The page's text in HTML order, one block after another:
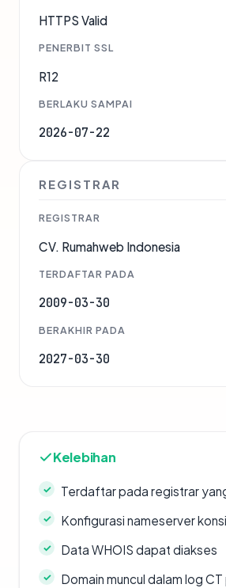
HTTPS Valid
PENERBIT SSL
R12
BERLAKU SAMPAI
2026-07-22
REGISTRAR
REGISTRAR
CV. Rumahweb Indonesia
TERDAFTAR PADA
2009-03-30
BERAKHIR PADA
2027-03-30
Kelebihan
Terdaftar pada registrar
Konfigurasi nameserver
Data WHOIS dapat diakses
Domain muncul dalam log